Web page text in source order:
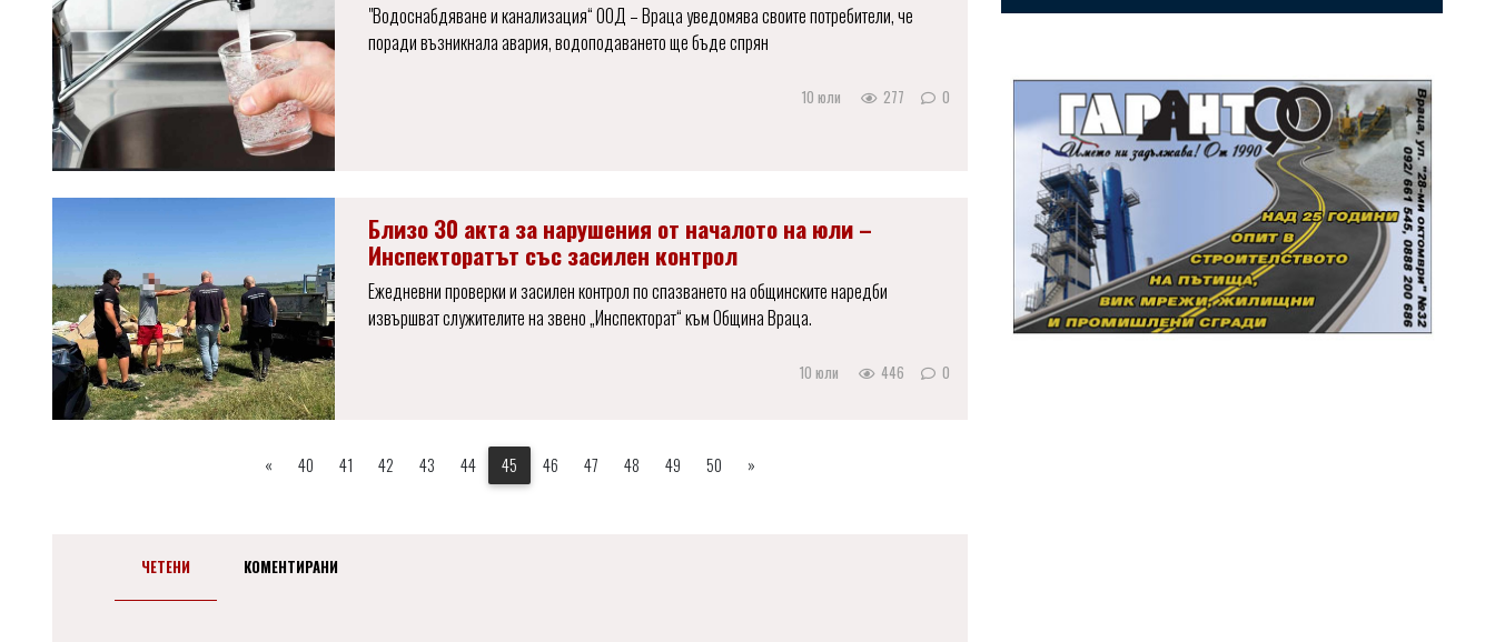
"Водоснабдяване и канализация“ ООД – Враца уведомява своите потребители, че
поради възникнала авария, водоподаването ще бъде спрян
10 юли 277 0
Близо 30 акта за нарушения от началото на юли –
Инспекторатът със засилен контрол
Ежедневни проверки и засилен контрол по спазването на общинските наредби
извършват служителите на звено „Инспекторат“ към Община Враца.
10 юли 446 0
« 40 41 42 43 44 45 46 47 48 49 50 »
ЧЕТЕНИ КОМЕНТИРАНИ